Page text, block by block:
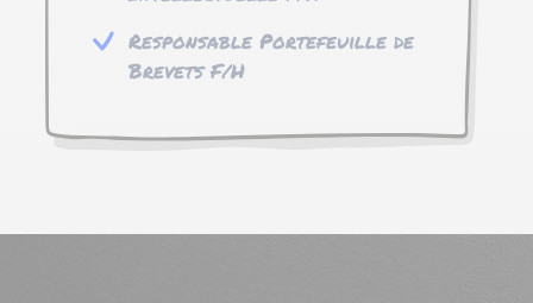
Responsable Portefeuille de
Brevets F/H